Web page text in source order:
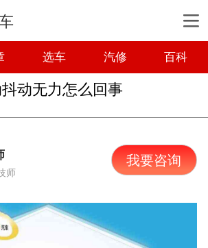
选车 汽修 百科
动无力怎么回事
师
我要咨询